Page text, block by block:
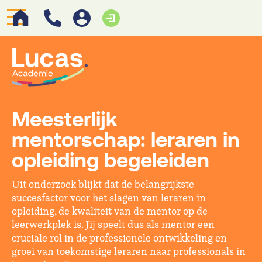
Meesterlijk
mentorschap: leraren in
opleiding begeleiden
Uit onderzoek blijkt dat de belangrijkste
succesfactor voor het slagen van leraren in
opleiding, de kwaliteit van de mentor op de
leerwerkplek is. Jij speelt dus als mentor een
cruciale rol in de professionele ontwikkeling en
groei van toekomstige leraren naar professionals in